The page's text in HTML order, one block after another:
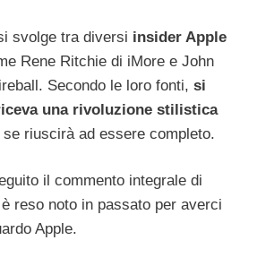
svolge tra diversi insider Apple
Rene Ritchie di iMore e John
Secondo le loro fonti, si
una rivoluzione stilistica
se riuscirà ad essere completo.
il commento integrale di
reso noto in passato per averci
Apple.